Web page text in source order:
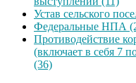
Устав сельского
Федеральные НПА
Противодействие
(включает в себя 7
(36)